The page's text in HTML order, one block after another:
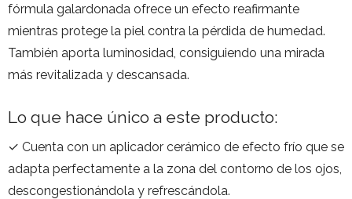
fórmula galardonada ofrece un efecto reafirmante
mientras protege la piel contra la pérdida de humedad.
También aporta luminosidad, consiguiendo una mirada
más revitalizada y descansada.
Lo que hace único a este producto:
✓ Cuenta con un aplicador cerámico de efecto frío que se
adapta perfectamente a la zona del contorno de los ojos,
descongestionándola y refrescándola.